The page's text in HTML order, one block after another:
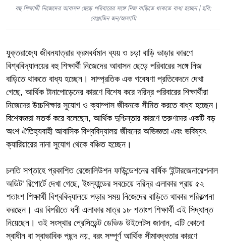
বহু শিক্ষার্থী নিজেদের আবাসন ছেড়ে পরিবারের সঙ্গে নিজ বাড়িতে থাকতে বাধ্য হচ্ছেন | ছবি:
বেঞ্জামিন জন/আলামি
যুক্তরাজ্যে জীবনযাত্রার ক্রমবর্ধমান ব্যয় ও চড়া বাড়ি ভাড়ার কারণে
বিশ্ববিদ্যালয়ের বহু শিক্ষার্থী নিজেদের আবাসন ছেড়ে পরিবারের সঙ্গে নিজ
বাড়িতে থাকতে বাধ্য হচ্ছেন। সাম্প্রতিক এক গবেষণা প্রতিবেদনে দেখা
গেছে, আর্থিক টানাপোড়েনের কারণে বিশেষ করে দরিদ্র পরিবারের শিক্ষার্থীরা
নিজেদের উচ্চশিক্ষার সুযোগ ও ক্যাম্পাস জীবনকে সীমিত করতে বাধ্য হচ্ছেন।
বিশেষজ্ঞরা সতর্ক করে বলেছেন, আর্থিক দুশ্চিন্তার কারণে তরুণদের একটি বড়
অংশ ঐতিহ্যবাহী আবাসিক বিশ্ববিদ্যালয় জীবনের অভিজ্ঞতা এবং ভবিষ্যৎ
ক্যারিয়ারের নানা সুযোগ থেকে বঞ্চিত হচ্ছেন।
চলতি সপ্তাহে প্রকাশিত রেজোলিউশন ফাউন্ডেশনের বার্ষিক 'ইন্টারজেনারেশনাল
অডিট' রিপোর্টে দেখা গেছে, ইংল্যান্ডের সবচেয়ে দরিদ্র এলাকার প্রায় ৫২
শতাংশ শিক্ষার্থী বিশ্ববিদ্যালয়ে পড়ার সময় নিজেদের বাড়িতে থাকার পরিকল্পনা
করছেন। এর বিপরীতে ধনী এলাকার মাত্র ১৮ শতাংশ শিক্ষার্থী এই সিদ্ধান্ত
নিয়েছেন। ওই সংস্থার প্রেসিডেন্ট ডেভিড উইলেটস জানান, এটি কোনো
স্বাধীন বা স্বাভাবিক পছন্দ নয়, বরং সম্পূর্ণ আর্থিক সীমাবদ্ধতার কারণে